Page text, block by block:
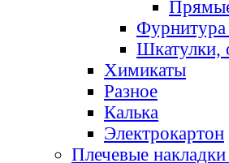
Фурнитура
Шкатулки,
Химикаты
Разное
Калька
Электрокартон
Плечевые